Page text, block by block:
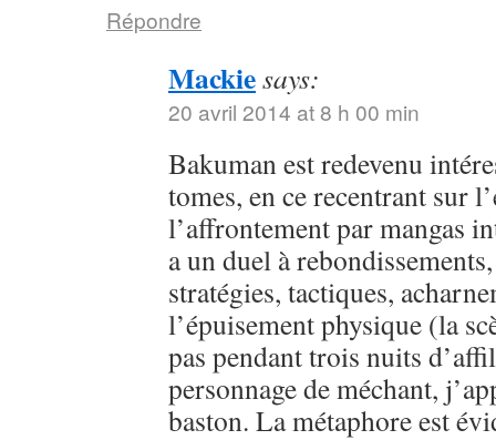
Répondre
Mackiesays:
20 avril 2014 at 8 h 00 min
Bakuman est redevenu
tomes, en ce recentrant sur
l’affrontement par mangas
a un duel à
stratégies, tactiques,
l’épuisement physique (la
pas pendant trois nuits
personnage de méchant,
baston. La métaphore est